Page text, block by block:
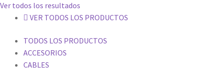
Ver todos los resultados
VER TODOS LOS PRODUCTOS
TODOS LOS PRODUCTOS
ACCESORIOS
CABLES